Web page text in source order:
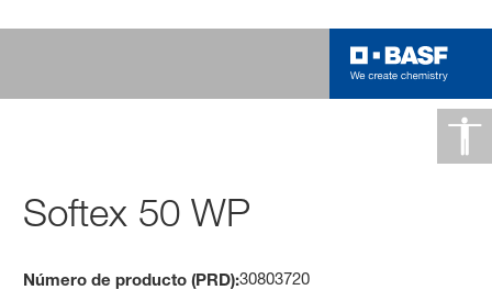
Softex 50 WP
Número de producto (PRD):30803720